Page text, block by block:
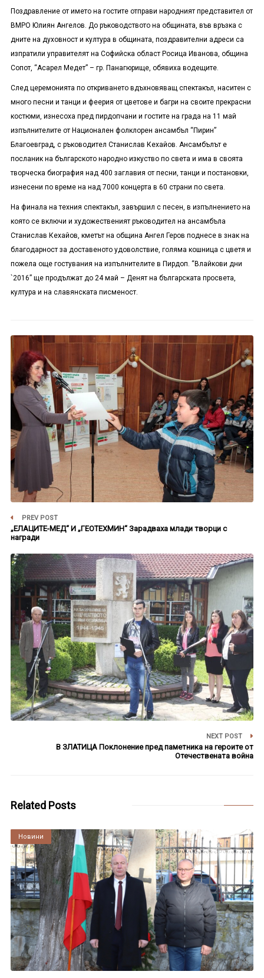
Поздравление от името на гостите отправи народният представител от
ВМРО Юлиян Ангелов. До ръководството на общината, във връзка с
дните на духовност и култура в общината, поздравителни адреси са
изпратили управителят на Софийска област Росица Иванова, община
Сопот, “Асарел Медет” – гр. Панагюрище, обявиха водещите.
След церемонията по откриването вдъхновяващ спектакъл, наситен с
много песни и танци и феерия от цветове и багри на своите прекрасни
костюми, изнесоха пред пирдопчани и гостите на града на 11 май
изпълнителите от Национален фолклорен ансамбъл “Пирин”
Благоевград, с ръководител Станислав Кехайов. Ансамбълът е
посланик на българското народно изкуство по света и има в своята
творческа биография над 400 заглавия от песни, танци и постановки,
изнесени по време на над 7000 концерта в 60 страни по света.
На финала на техния спектакъл, завършил с песен, в изпълнението на
която се включи и художественият ръководител на ансамбъла
Станислав Кехайов, кметът на община Ангел Геров поднесе в знак на
благодарност за доставеното удоволствие, голяма кошница с цветя и
пожела още гостувания на изпълнителите в Пирдоп. “Влайкови дни
`2016” ще продължат до 24 май – Денят на българската просвета,
култура и на славянската писменост.
PREV POST
„ЕЛАЦИТЕ-МЕД“ И „ГЕОТЕХМИН“ Зарадваха млади творци с
награди
NEXT POST
В ЗЛАТИЦА Поклонение пред паметника на героите от
Отечествената война
Related Posts
Култура
Новини